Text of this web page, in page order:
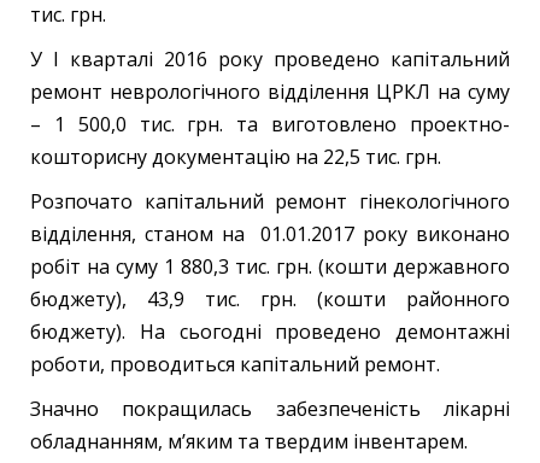
тис. грн.
У І кварталі 2016 року проведено капітальний
ремонт неврологічного відділення ЦРКЛ на суму
– 1 500,0 тис. грн. та виготовлено проектно-
кошторисну документацію на 22,5 тис. грн.
Розпочато капітальний ремонт гінекологічного
відділення, станом на 01.01.2017 року виконано
робіт на суму 1 880,3 тис. грн. (кошти державного
бюджету), 43,9 тис. грн. (кошти районного
бюджету). На сьогодні проведено демонтажні
роботи, проводиться капітальний ремонт.
Значно покращилась забезпеченість лікарні
обладнанням, м’яким та твердим інвентарем.